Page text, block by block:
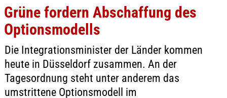
Grüne fordern Abschaffung des
Optionsmodells
Die Integrationsminister der Länder kommen
heute in Düsseldorf zusammen. An der
Tagesordnung steht unter anderem das
umstrittene Optionsmodell im